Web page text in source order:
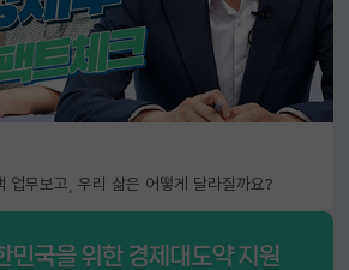
업무보고, 우리 삶은 어떻게 달라질까요?